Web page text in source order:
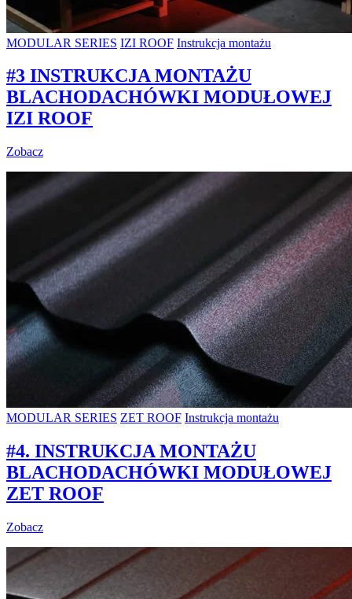
MODULAR SERIES IZI ROOF Instrukcja montażu
#3 INSTRUKCJA MONTAŻU
BLACHODACHÓWKI MODUŁOWEJ
IZI ROOF
Zobacz
MODULAR SERIES ZET ROOF Instrukcja montażu
#4. INSTRUKCJA MONTAŻU
BLACHODACHÓWKI MODUŁOWEJ
ZET ROOF
Zobacz